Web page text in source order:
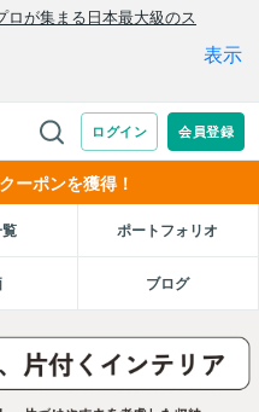
ーポンを獲得！
ポートフォリオ
ブログ